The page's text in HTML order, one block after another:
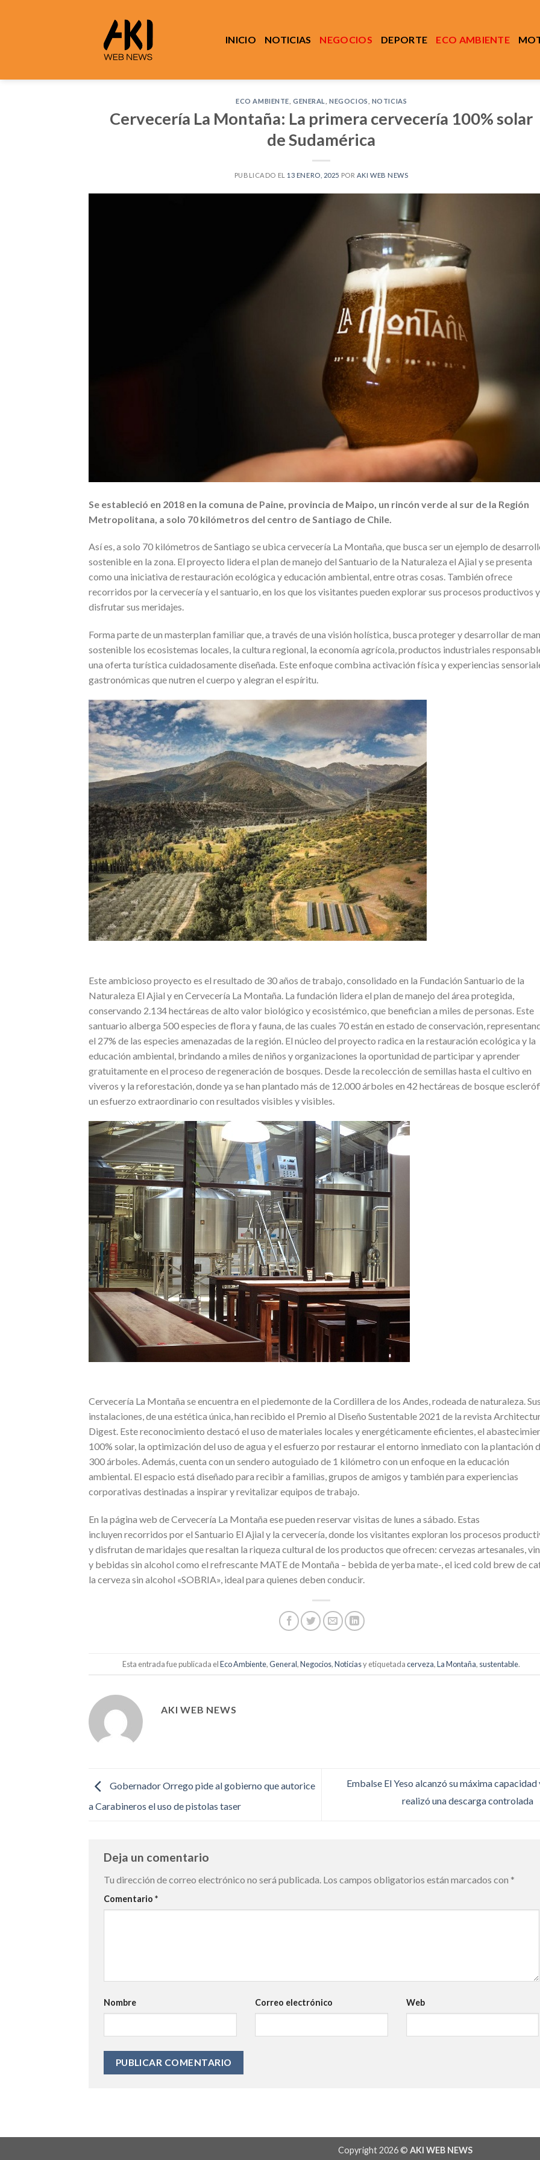
INICIO NOTICIAS NEGOCIOS DEPORTE ECO AMBIENTE
ECO AMBIENTE ,GENERAL ,NEGOCIOS NOTICIAS
Cervecería La Montaña: La primera cervecería 100% solar
de Sudamérica
PUBLICADO EL 13 ENERO, 2025 POR AKI WEB NEWS
Se estableció en 2018 en la comuna de Paine, provincia de Maipo, un rincón verde al sur de la Región
Metropolitana, a solo 70 kilómetros del centro de Santiago de Chile.
Así es, a solo 70 kilómetros de Santiago se ubica cervecería La Montaña, que busca ser un ejemplo de
sostenible en la zona. El proyecto lidera el plan de manejo del Santuario de la Naturaleza el Ajial y se presenta
como una iniciativa de restauración ecológica y educación ambiental, entre otras cosas. También ofrece
recorridos por la cervecería y el santuario, en los que los visitantes pueden explorar sus procesos productivos y
disfrutar sus meridajes.
Forma parte de un masterplan familiar que, a través de una visión holística, busca proteger y desarrollar de
sostenible los ecosistemas locales, la cultura regional, la economía agrícola, productos industriales
una oferta turística cuidadosamente diseñada. Este enfoque combina activación física y experiencias
gastronómicas que nutren el cuerpo y alegran el espíritu.
Este ambicioso proyecto es el resultado de 30 años de trabajo, consolidado en la Fundación Santuario de la
Naturaleza El Ajial y en Cervecería La Montaña. La fundación lidera el plan de manejo del área protegida,
conservando 2.134 hectáreas de alto valor biológico y ecosistémico, que benefician a miles de personas. Este
santuario alberga 500 especies de flora y fauna, de las cuales 70 están en estado de conservación,
el 27% de las especies amenazadas de la región. El núcleo del proyecto radica en la restauración ecológica y la
educación ambiental, brindando a miles de niños y organizaciones la oportunidad de participar y aprender
gratuitamente en el proceso de regeneración de bosques. Desde la recolección de semillas hasta el cultivo en
viveros y la reforestación, donde ya se han plantado más de 12.000 árboles en 42 hectáreas de bosque
un esfuerzo extraordinario con resultados visibles y visibles.
Cervecería La Montaña se encuentra en el piedemonte de la Cordillera de los Andes, rodeada de naturaleza.
instalaciones, de una estética única, han recibido el Premio al Diseño Sustentable 2021 de la revista
Digest. Este reconocimiento destacó el uso de materiales locales y energéticamente eficientes, el
100% solar, la optimización del uso de agua y el esfuerzo por restaurar el entorno inmediato con la plantación
300 árboles. Además, cuenta con un sendero autoguiado de 1 kilómetro con un enfoque en la educación
ambiental. El espacio está diseñado para recibir a familias, grupos de amigos y también para experiencias
corporativas destinadas a inspirar y revitalizar equipos de trabajo.
En la página web de Cervecería La Montaña ese pueden reservar visitas de lunes a sábado. Estas
incluyen recorridos por el Santuario El Ajial y la cervecería, donde los visitantes exploran los procesos
y disfrutan de maridajes que resaltan la riqueza cultural de los productos que ofrecen: cervezas artesanales,
y bebidas sin alcohol como el refrescante MATE de Montaña – bebida de yerba mate-, el iced cold brew de
la cerveza sin alcohol «SOBRIA», ideal para quienes deben conducir.
Esta entrada fue publicada elEco Ambiente,General,Negocios,Noticiasy etiquetadacerveza,La Montaña, sustentable.
AKI WEB NEWS
Gobernador Orrego pide al gobierno que autorice
a Carabineros el uso de pistolas taser
Embalse El Yeso alcanzó su máxima capacidad
realizó una descarga controlada
Deja un comentario
Tu dirección de correo electrónico no será publicada. Los campos obligatorios están marcados con *
Comentario *
Nombre Correo electrónico Web
Copyright 2026 © AKI WEB NEWS